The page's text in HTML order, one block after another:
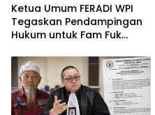
Ketua Umum FERADI WPI
Tegaskan Pendampingan
Hukum untuk Fam Fuk
Berjalan, Hormati Proses
Penyidikan dan Hasil
Pemeriksaan BK